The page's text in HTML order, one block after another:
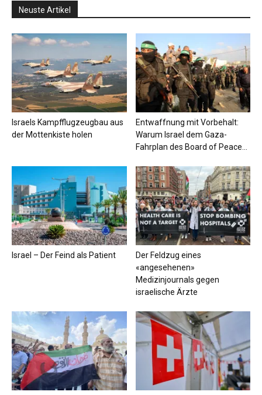
Neuste Artikel
Israels Kampfflugzeugbau aus
der Mottenkiste holen
Entwaffnung mit Vorbehalt:
Warum Israel dem Gaza-
Fahrplan des Board of Peace...
Israel – Der Feind als Patient
Der Feldzug eines
«angesehenen»
Medizinjournals gegen
israelische Ärzte